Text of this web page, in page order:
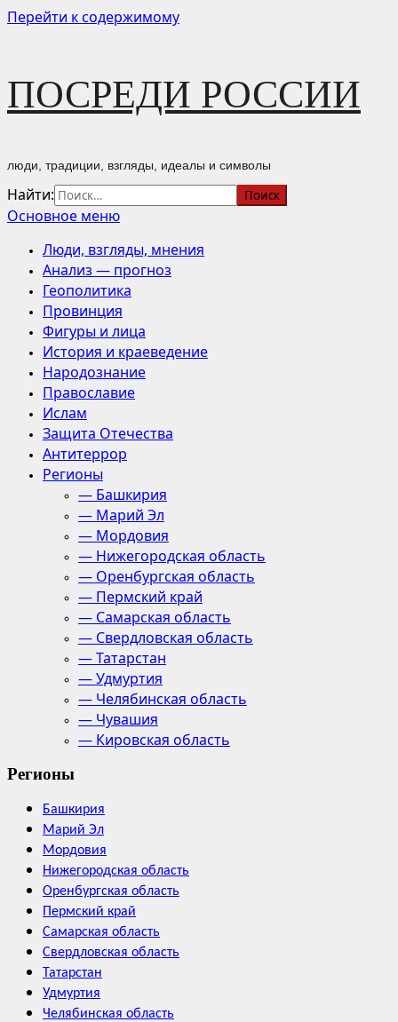
Перейти к содержимому
ПОСРЕДИ РОССИИ
люди, традиции, взгляды, идеалы и символы
Найти:
Основное меню
Люди, взгляды, мнения
Анализ — прогноз
Геополитика
Провинция
Фигуры и лица
История и краеведение
Народознание
Православие
Ислам
Защита Отечества
Антитеррор
Регионы
— Башкирия
— Марий Эл
— Мордовия
— Нижегородская область
— Оренбургская область
— Пермский край
— Самарская область
— Свердловская область
— Татарстан
— Удмуртия
— Челябинская область
— Чувашия
— Кировская область
Регионы
Башкирия
Марий Эл
Мордовия
Нижегородская область
Оренбургская область
Пермский край
Самарская область
Свердловская область
Татарстан
Удмуртия
Челябинская область